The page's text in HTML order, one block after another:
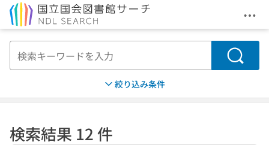
メ
検索
絞り込み条件
検索結果 12 件